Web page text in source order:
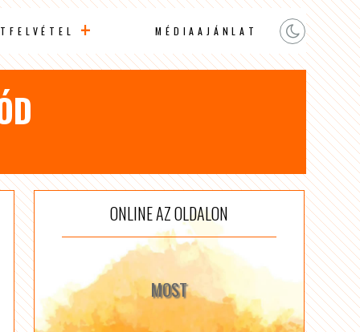
MÉDIAAJÁNLAT
ONLINE AZ OLDALON
MOST